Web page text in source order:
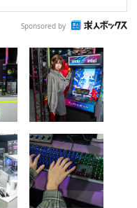
Sponsored by